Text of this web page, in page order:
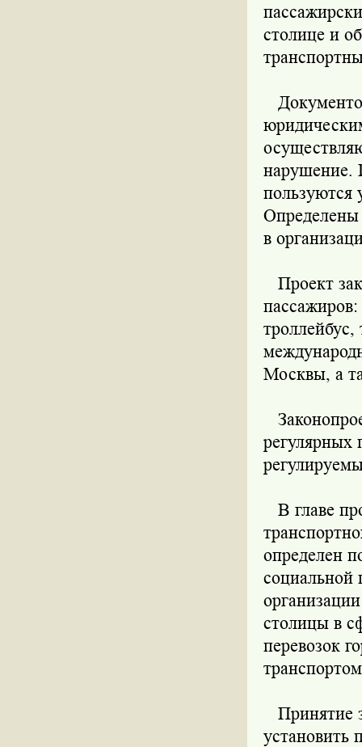
столице и
нарушение.
пользуются
Определены
в
Проект
Москвы, а
регулярных
В главе
определен
социальной
столицы в
перевозок
Принятие
установить